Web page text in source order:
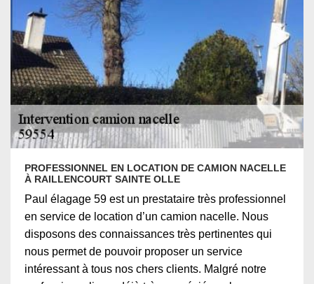
PROFESSIONNEL EN LOCATION DE CAMION NACELLE
À RAILLENCOURT SAINTE OLLE
Paul élagage 59 est un prestataire très professionnel
en service de location d’un camion nacelle. Nous
disposons des connaissances très pertinentes qui
nous permet de pouvoir proposer un service
intéressant à tous nos chers clients. Malgré notre